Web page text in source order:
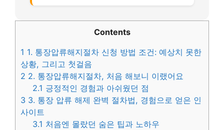
Contents
1 1. 통장압류해지절차 신청 방법 조건: 예상치 못한
상황, 그리고 첫걸음
2 2. 통장압류해지절차, 처음 해보니 이랬어요
2.1 긍정적인 경험과 아쉬웠던 점
3 3. 통장 압류 해제 완벽 절차법, 경험으로 얻은 인
사이트
3.1 처음엔 몰랐던 숨은 팁과 노하우